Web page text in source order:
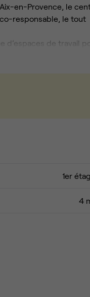
en-Provence, le
responsable, le tout
premium !
1er
4